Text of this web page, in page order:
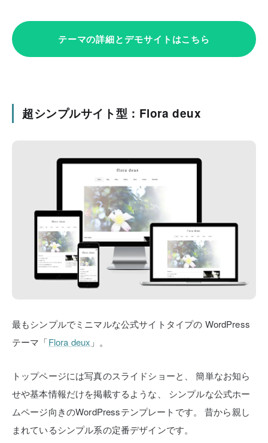
テーマの詳細とデモサイトはこちら
超シンプルサイト型：Flora deux
最もシンプルでミニマルな公式サイトタイプの WordPress
テーマ「Flora deux 」。
トップページには写真のスライドショーと、
簡単なお知ら
せや基本情報だけを掲載するような、
シンプルな公式ホー
ムページ向きのWordPressテンプレートです。
昔から親し
まれているシンプル系の定番デザインです。